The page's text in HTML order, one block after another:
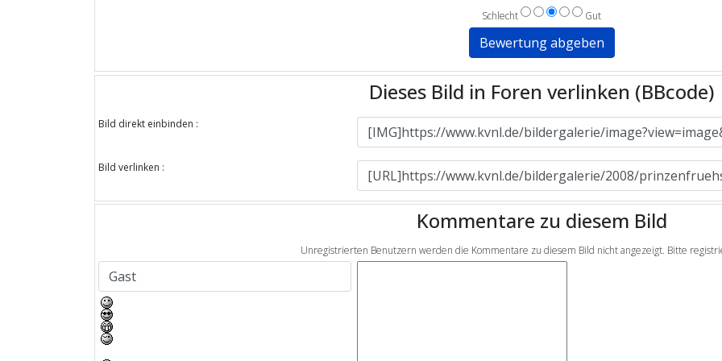
Schlecht Gut
Dieses Bild in Foren verlinken (BBcode)
Bild direkt einbinden :
Bild verlinken :
Kommentare zu diesem Bild
Unregistrierten Benutzern werden die Kommentare zu diesem Bild nicht angezeigt. Bitte